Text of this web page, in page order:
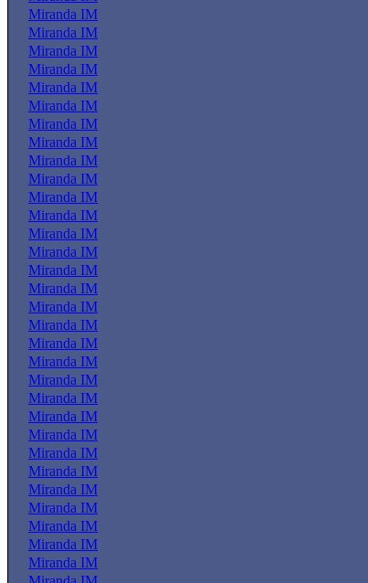
Miranda IM
Miranda IM
Miranda IM
Miranda IM
Miranda IM
Miranda IM
Miranda IM
Miranda IM
Miranda IM
Miranda IM
Miranda IM
Miranda IM
Miranda IM
Miranda IM
Miranda IM
Miranda IM
Miranda IM
Miranda IM
Miranda IM
Miranda IM
Miranda IM
Miranda IM
Miranda IM
Miranda IM
Miranda IM
Miranda IM
Miranda IM
Miranda IM
Miranda IM
Miranda IM
Miranda IM